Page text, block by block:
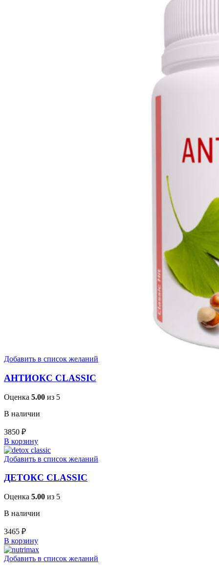
Добавить в список желаний
АНТИОКС CLASSIC
Оценка 5.00 из 5
В наличии
3850 ₽
В корзину
Добавить в список желаний
ДЕТОКС CLASSIC
Оценка 5.00 из 5
В наличии
3465 ₽
В корзину
Добавить в список желаний